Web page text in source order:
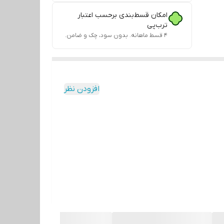
امکان قسط‌بندی برحسب اعتبار
ترب‌پی
۴ قسط ماهانه. بدون سود، چک و ضامن.
افزودن نظر